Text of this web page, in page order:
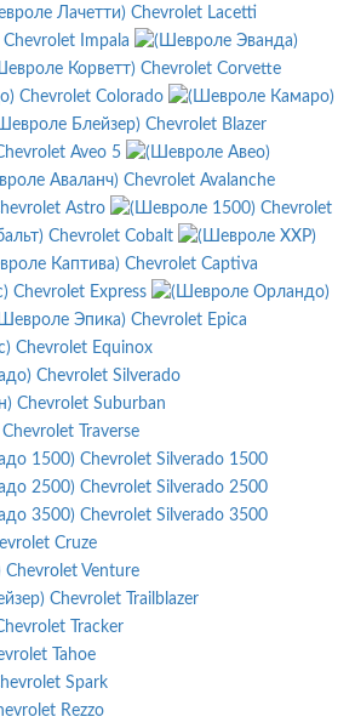
Chevrolet Lacetti
Chevrolet Impala
Chevrolet Corvette
Chevrolet Colorado
Chevrolet Blazer
Aveo 5
Chevrolet Avalanche
Astro
Chevrolet
Chevrolet Cobalt
Chevrolet Captiva
Chevrolet Express
Chevrolet Epica
Chevrolet Equinox
Chevrolet Silverado
Chevrolet Suburban
Chevrolet Traverse
Chevrolet Silverado 1500
Chevrolet Silverado 2500
Chevrolet Silverado 3500
Cruze
Chevrolet Venture
Chevrolet Trailblazer
Tracker
Tahoe
Spark
Rezzo